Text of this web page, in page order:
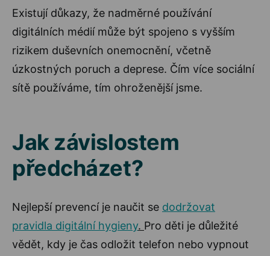
Existují důkazy, že nadměrné používání
digitálních médií může být spojeno s vyšším
rizikem duševních onemocnění, včetně
úzkostných poruch a deprese. Čím více sociální
sítě používáme, tím ohroženější jsme.
Jak závislostem
předcházet?
Nejlepší prevencí je naučit se dodržovat
pravidla digitální hygieny. Pro děti je důležité
vědět, kdy je čas odložit telefon nebo vypnout